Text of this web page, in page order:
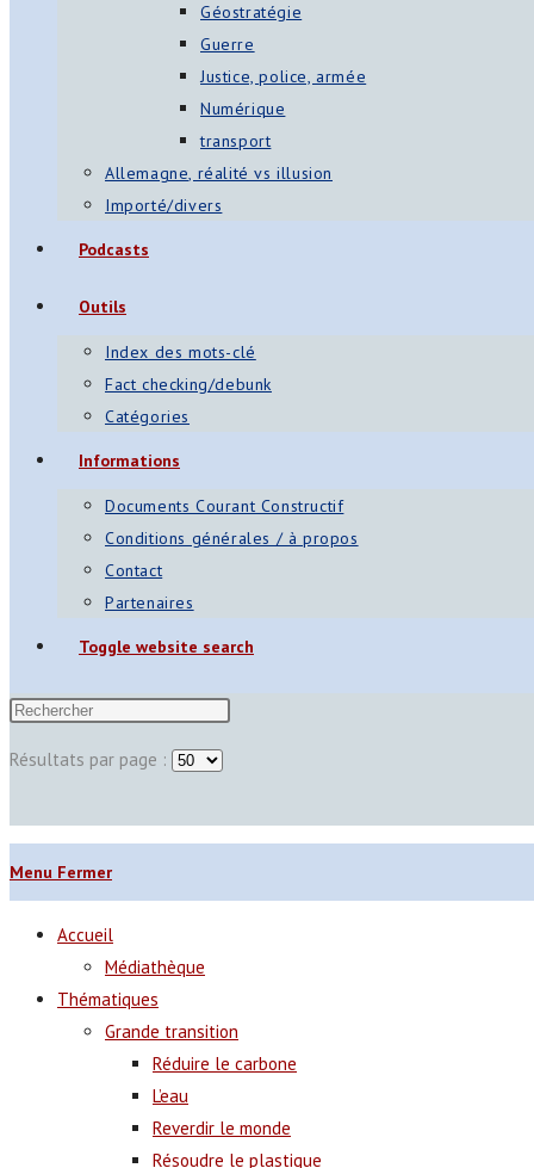
Géostratégie
Guerre
Justice, police, armée
Numérique
transport
Allemagne, réalité vs illusion
Importé/divers
Podcasts
Outils
Index des mots-clé
Fact checking/debunk
Catégories
Informations
Documents Courant Constructif
Conditions générales / à propos
Contact
Partenaires
Toggle website search
Résultats par page :
Menu Fermer
Accueil
Médiathèque
Thématiques
Grande transition
Réduire le carbone
L’eau
Reverdir le monde
Résoudre le plastique